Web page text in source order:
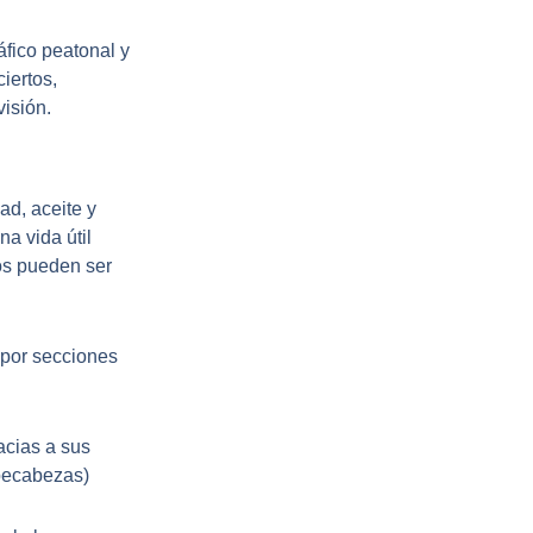
peatonal y
aceite y
vida útil
pueden ser
secciones
a sus